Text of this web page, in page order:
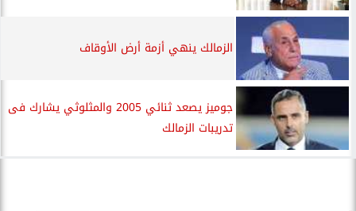
الزمالك ينهي أزمة أرض الأوقاف
جوميز يصعد ثنائي 2005 والمثلوثي يشارك فى
تدريبات الزمالك